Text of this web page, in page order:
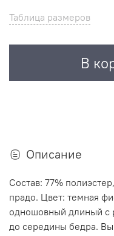
Таблица размеров
В
Описание
Состав: 77%
прадо. Цвет: темная
одношовный длиный с
до середины бедра.